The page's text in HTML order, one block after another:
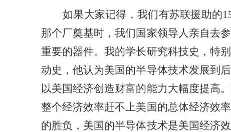
如果大家记得，我们有苏联援助的
那个厂奠基时，我们国家领导人亲自去参
重要的器件。我的学长研究科技史，特
动史，他认为美国的半导体技术发展到
以美国经济创造财富的能力大幅度提高。
整个经济效率赶不上美国的总体经济效
的胜负 ，美国的半导体技术是美国经济